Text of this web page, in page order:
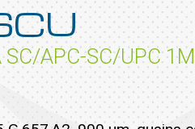
SC/APC-SC/UPC